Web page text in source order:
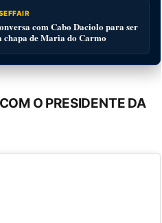
com Cabo Daciolo para ser
chapa de Maria do Carmo
O PRESIDENTE DA